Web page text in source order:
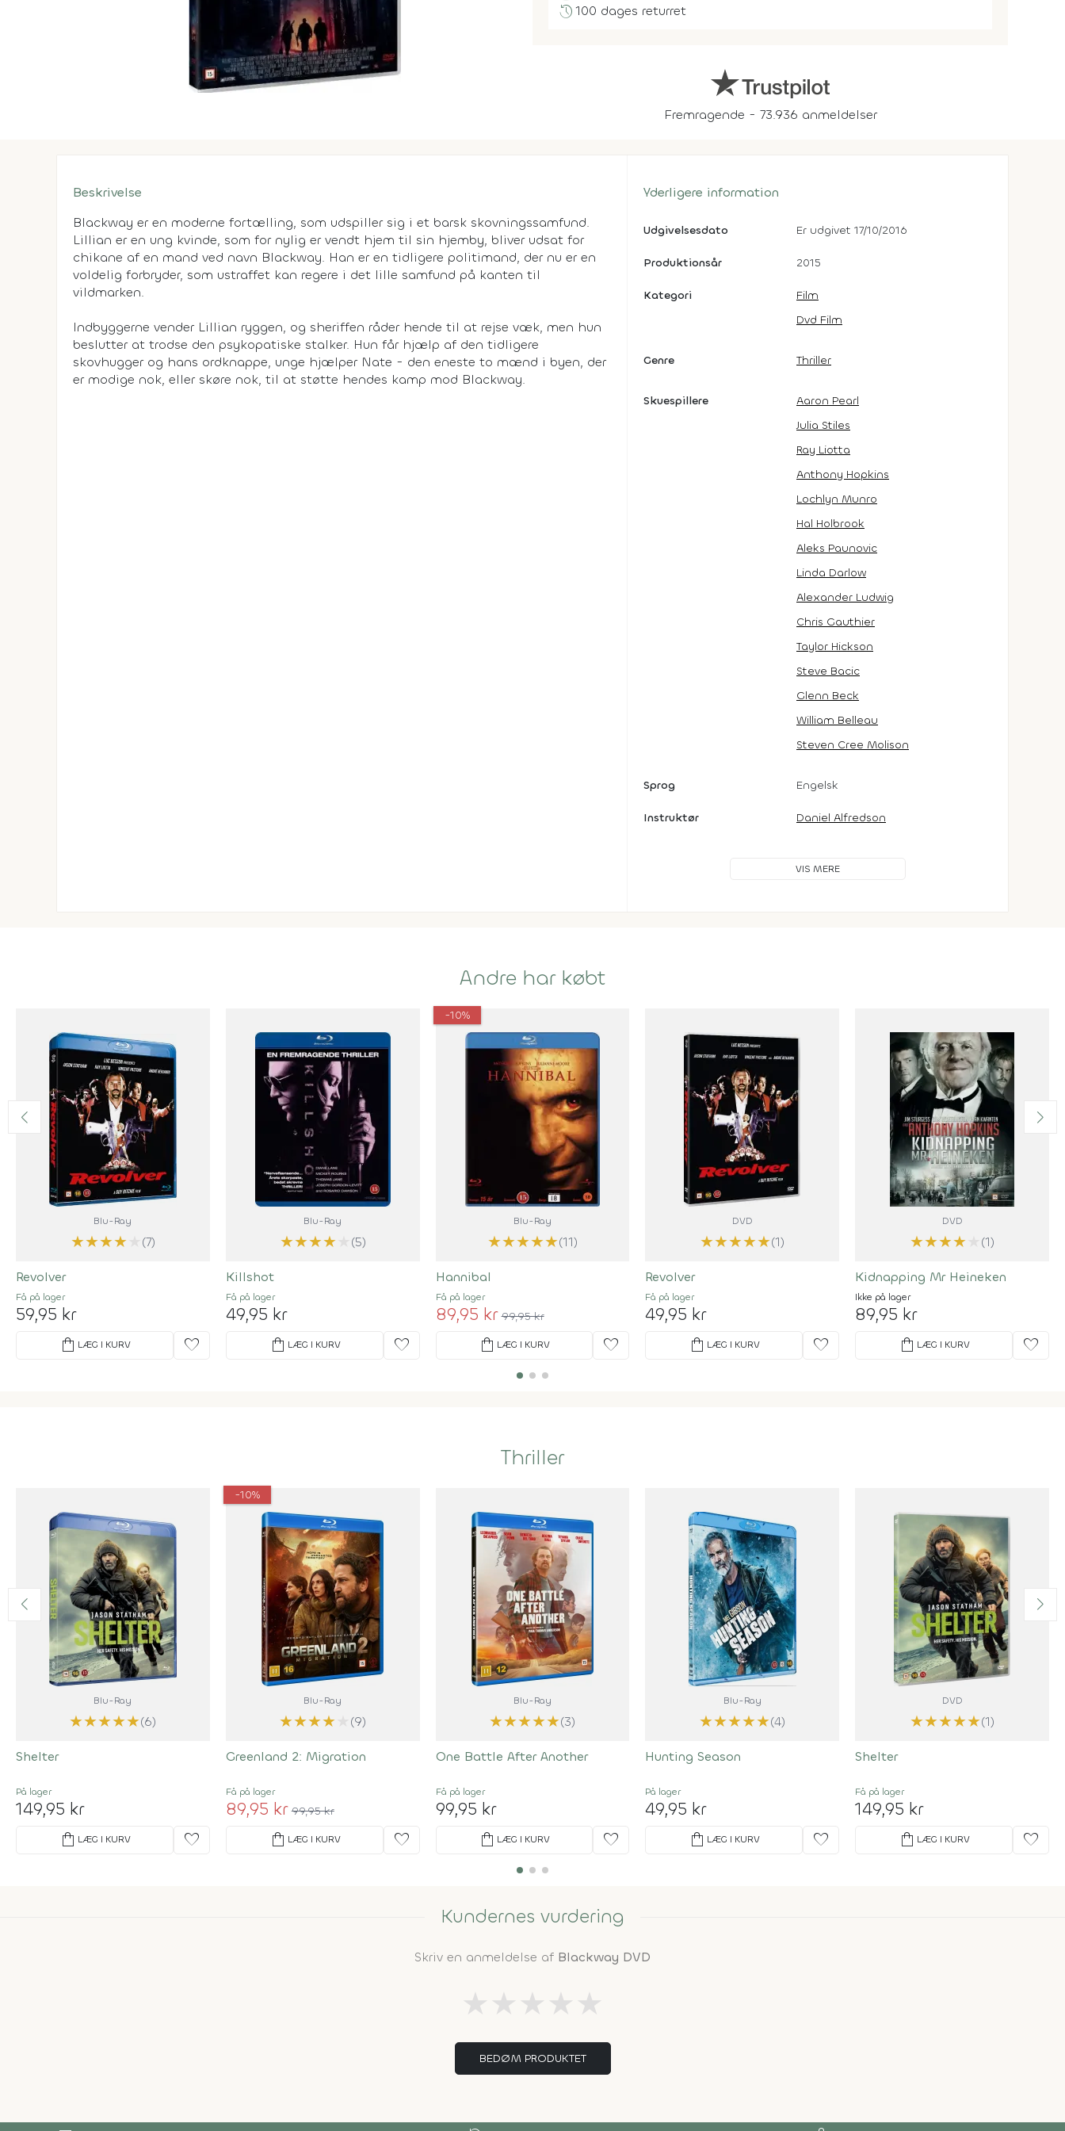
history100 dages returret
Fremragende - 73.936 anmeldelser
Beskrivelse
Blackway er en moderne fortælling, som udspiller sig i et barsk skovningssamfund.
Lillian er en ung kvinde, som for nylig er vendt hjem til sin hjemby, bliver udsat for
chikane af en mand ved navn Blackway. Han er en tidligere politimand, der nu er en
voldelig forbryder, som ustraffet kan regere i det lille samfund på kanten til
vildmarken.
Indbyggerne vender Lillian ryggen, og sheriffen råder hende til at rejse væk, men hun
beslutter at trodse den psykopatiske stalker. Hun får hjælp af den tidligere
skovhugger og hans ordknappe, unge hjælper Nate - den eneste to mænd i byen, der
er modige nok, eller skøre nok, til at støtte hendes kamp mod Blackway.
Yderligere information
Udgivelsesdato Er udgivet 17/10/2016
Produktionsår 2015
Kategori
Film
Dvd Film
Genre Thriller
Skuespillere
Aaron Pearl
Julia Stiles
Ray Liotta
Anthony Hopkins
Lochlyn Munro
Hal Holbrook
Aleks Paunovic
Linda Darlow
Alexander Ludwig
Chris Gauthier
Taylor Hickson
Steve Bacic
Glenn Beck
William Belleau
Steven Cree Molison
Sprog Engelsk
Instruktør Daniel Alfredson
VIS MERE
Andre har købt
Blu-Ray
★★★★ (7)
Revolver
Få på lager
59,95 kr
shopping_bag LÆG I KURV favorite
Blu-Ray
★★★★ (5)
Killshot
Få på lager
49,95 kr
shopping_bag LÆG I KURV favorite
-10%
Blu-Ray
★★★★★(11)
Hannibal
Få på lager
89,95 kr 99,95 kr
shopping_bag LÆG I KURV favorite
DVD
★★★★★(1)
Revolver
Få på lager
49,95 kr
shopping_bag LÆG I KURV favorite
DVD
★★★★ (1)
Kidnapping Mr Heineken
Ikke på lager
89,95 kr
shopping_bag LÆG I KURV favorite
Thriller
Blu-Ray
★★★★★(6)
Shelter
På lager
149,95 kr
shopping_bag LÆG I KURV favorite
-10%
Blu-Ray
★★★★ (9)
Greenland 2: Migration
Få på lager
89,95 kr 99,95 kr
shopping_bag LÆG I KURV favorite
Blu-Ray
★★★★★(3)
One Battle After Another
Få på lager
99,95 kr
shopping_bag LÆG I KURV favorite
Blu-Ray
★★★★★(4)
Hunting Season
På lager
49,95 kr
shopping_bag LÆG I KURV favorite
DVD
★★★★★(1)
Shelter
Få på lager
149,95 kr
shopping_bag LÆG I KURV favorite
Kundernes vurdering
Skriv en anmeldelse af Blackway DVD
★★★★★
BEDØM PRODUKTET